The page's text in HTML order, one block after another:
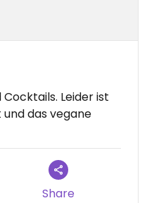
Leider ist
das vegane
Share